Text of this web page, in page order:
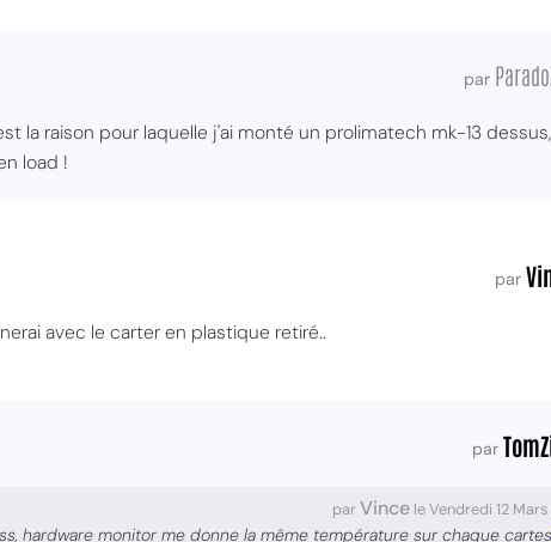
par
la raison pour laquelle j'ai monté un prolimatech mk-13
load !
par
avec le carter en plastique retiré..
par
parVince le Vendredi 12
hardware monitor me donne la même température sur chaque cartes